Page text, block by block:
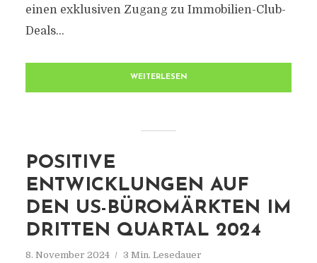
einen exklusiven Zugang zu Immobilien-Club-
Deals...
WEITERLESEN
POSITIVE
ENTWICKLUNGEN AUF
DEN US-BÜROMÄRKTEN IM
DRITTEN QUARTAL 2024
8. November 2024 3 Min. Lesedauer